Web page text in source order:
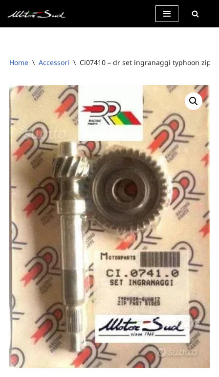
Vai
Home \ Accessori \ Ci07410 – dr set ingranaggi typhoon zip